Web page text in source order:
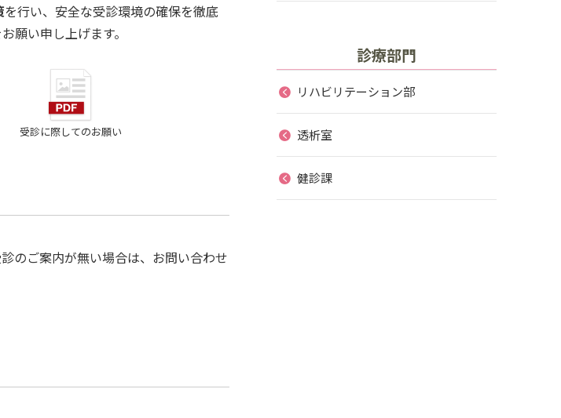
を行い、安全な受診環境の確保を徹底
願い申し上げます。
受診に際してのお願い
のご案内が無い場合は、お問い合わせ
診療部門
リハビリテーション部
透析室
健診課